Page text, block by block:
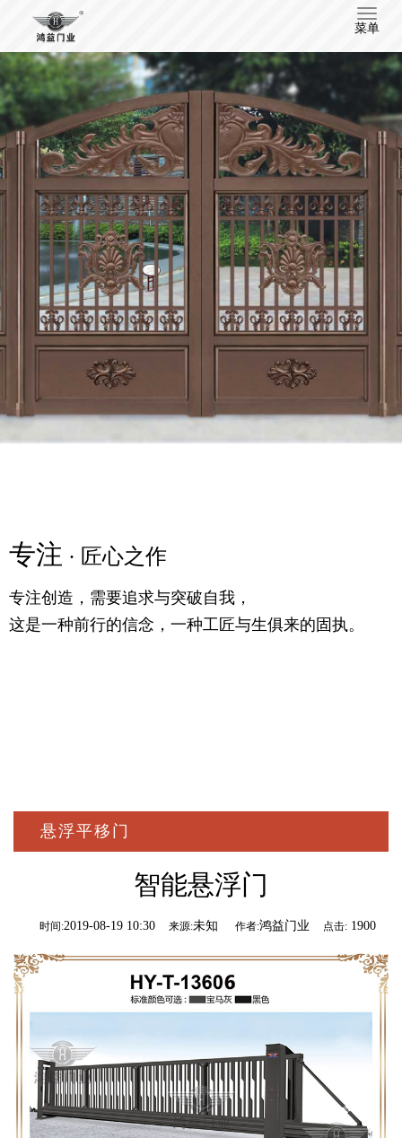
T
o
g
n
a
i
g
菜单
专注 · 匠心之作
专注创造，需要追求与突破自我，
这是一种前行的信念，一种工匠与生俱来的固执。
精粹 · 高定之美
满足你对时尚的追求，更提供一个舒适的生活条件，
随意的生活理念，诗语大气，气宇轩昂。
专注 · 匠心之作
专注创造，需要追求与突破自我，
这是一种前行的信念，一种工匠与生俱来的固执。
悬浮平移门
智能悬浮门
时间:2019-08-19 10:30 来源:未知 作者:鸿益门业 点击: 1900